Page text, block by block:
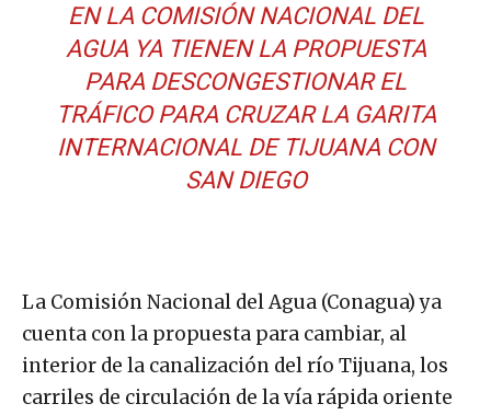
EN LA COMISIÓN NACIONAL DEL
AGUA YA TIENEN LA PROPUESTA
PARA DESCONGESTIONAR EL
TRÁFICO PARA CRUZAR LA GARITA
INTERNACIONAL DE TIJUANA CON
SAN DIEGO
La Comisión Nacional del Agua (Conagua) ya
cuenta con la propuesta para cambiar, al
interior de la canalización del río Tijuana, los
carriles de circulación de la vía rápida oriente